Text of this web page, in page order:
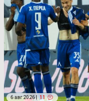
6 авг 2026 | 11